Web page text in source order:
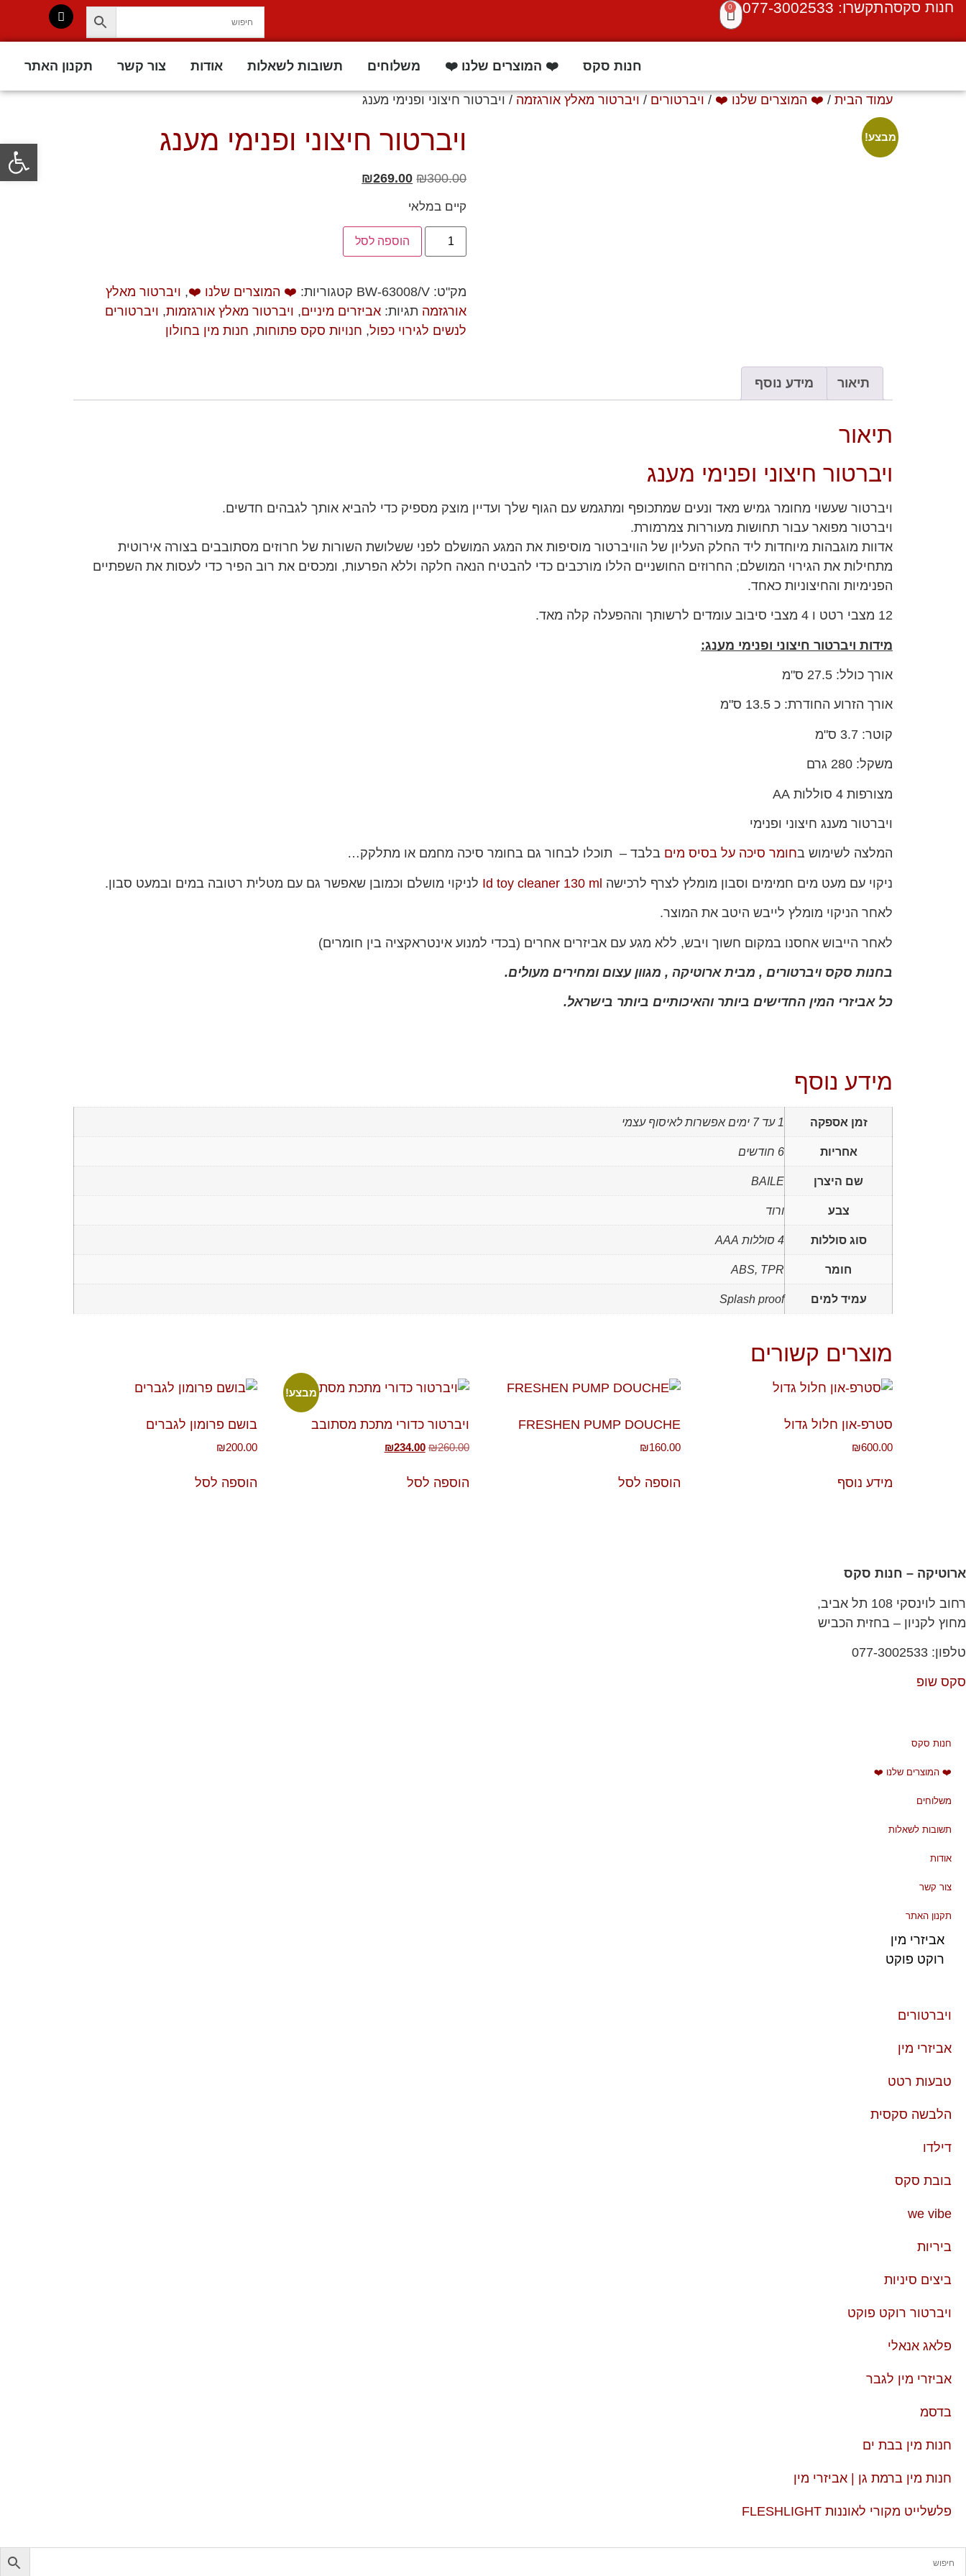
חנות סקסהתקשרו: 077-3002533 0
חנות סקס ❤️ המוצרים שלנו ❤️ משלוחים תשובות לשאלות אודות צור קשר תקנון האתר
עמוד הבית / ❤️ המוצרים שלנו ❤️ / ויברטורים / ויברטור מאלץ אורגזמה / ויברטור חיצוני ופנימי מענג
מבצע! ויברטור חיצוני ופנימי מענג
₪300.00
₪269.00
קיים במלאי
הוספה לסל
מק"ט: BW-63008/V קטגוריות: ❤️ המוצרים שלנו ❤️, ויברטור מאלץ
אורגזמה תגיות: אביזרים מיניים, ויברטור מאלץ אורגזמות, ויברטורים
לנשים לגירוי כפול, חנויות סקס פתוחות, חנות מין בחולון
תיאור מידע נוסף
תיאור
ויברטור חיצוני ופנימי מענג
ויברטור שעשוי מחומר גמיש מאד ונעים שמתכופף ומתגמש עם הגוף שלך ועדיין מוצק מספיק כדי להביא אותך לגבהים חדשים.
ויברטור מפואר עבור תחושות מעוררות צמרמורת.
אדוות מוגבהות מיוחדות ליד החלק העליון של הוויברטור מוסיפות את המגע המושלם לפני ששלושת השורות של חרוזים מסתובבים בצורה אירוטית
מתחילות את הגירוי המושלם; החרוזים החושניים הללו מורכבים כדי להבטיח הנאה חלקה וללא הפרעות, ומכסים את רוב הפיר כדי לעסות את השפתיים
הפנימיות והחיצוניות כאחד.
12 מצבי רטט ו 4 מצבי סיבוב עומדים לרשותך וההפעלה קלה מאד.
מידות ויברטור חיצוני ופנימי מענג:
אורך כולל: 27.5 ס"מ
אורך הזרוע החודרת: כ 13.5 ס"מ
קוטר: 3.7 ס"מ
משקל: 280 גרם
מצורפות 4 סוללות AA
ויברטור מענג חיצוני ופנימי
המלצה לשימוש בחומר סיכה על בסיס מים בלבד – תוכלו לבחור גם בחומר סיכה מחמם או מתלקק…
ניקוי עם מעט מים חמימים וסבון מומלץ לצרף לרכישה Id toy cleaner 130 ml לניקוי מושלם וכמובן שאפשר גם עם מטלית רטובה במים ובמעט סבון.
לאחר הניקוי מומלץ לייבש היטב את המוצר.
לאחר הייבוש אחסנו במקום חשוך ויבש, ללא מגע עם אביזרים אחרים (בכדי למנוע אינטראקציה בין חומרים)
בחנות סקס ויברטורים , מבית ארוטיקה , מגוון עצום ומחירים מעולים.
כל אביזרי המין החדישים ביותר והאיכותיים ביותר בישראל.
מידע נוסף
זמן אספקה 1 עד 7 ימים אפשרות לאיסוף עצמי
אחריות 6 חודשים
שם היצרן BAILE
צבע ורוד
סוג סוללות 4 סוללות AAA
חומר ABS, TPR
עמיד למים Splash proof
מוצרים קשורים
סטרפ-און חלול גדול
₪600.00
מידע נוסף
FRESHEN PUMP DOUCHE
₪160.00
הוספה לסל
מבצע!
ויברטור כדורי מתכת מסתובב
₪260.00
₪234.00
הוספה לסל
בושם פרומון לגברים
₪200.00
הוספה לסל
ארוטיקה – חנות סקס
רחוב לוינסקי 108 תל אביב,
מחוץ לקניון – בחזית הכביש
טלפון: 077-3002533
סקס שופ
חנות סקס
❤️ המוצרים שלנו ❤️
משלוחים
תשובות לשאלות
אודות
צור קשר
תקנון האתר
אביזרי מין
רוקט פוקט
ויברטורים
אביזרי מין
טבעות רטט
הלבשה סקסית
דילדו
בובת סקס
we vibe
ביריות
ביצים סיניות
ויברטור רוקט פוקט
פלאג אנאלי
אביזרי מין לגבר
בדסמ
חנות מין בבת ים
חנות מין ברמת גן | אביזרי מין
פלשלייט מקורי לאוננות FLESHLIGHT
פתח